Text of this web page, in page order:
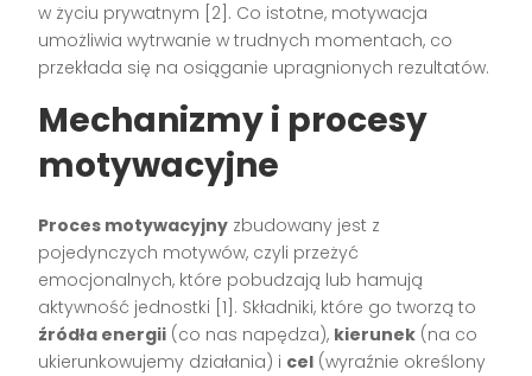
w życiu prywatnym [2] . Co istotne, motywacja
umożliwia wytrwanie w trudnych momentach, co
przekłada się na osiąganie upragnionych rezultatów.
Mechanizmy i procesy
motywacyjne
Proces motywacyjny zbudowany jest z
pojedynczych motywów, czyli przeżyć
emocjonalnych, które pobudzają lub hamują
aktywność jednostki [1] . Składniki, które go tworzą to
źródła energii (co nas napędza), kierunek (na co
ukierunkowujemy działania) i cel (wyraźnie określony